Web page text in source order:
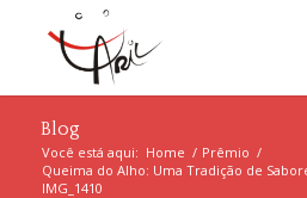
Blog
Você está aqui: Home / Prêmio /
Queima do Alho: Uma Tradição de
IMG_1410